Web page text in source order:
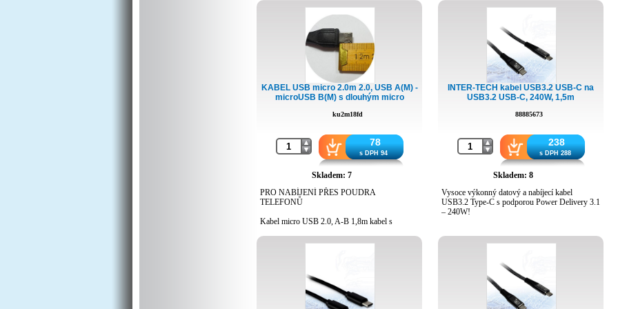
KABEL USB micro 2.0m 2.0, USB A(M) -
microUSB B(M) s dlouhým micro
ku2m18fd
78
s DPH 94
Skladem: 7
PRO NABÍJENÍ PŘES POUDRA
TELEFONŮ
Kabel micro USB 2.0, A-B 1,8m kabel s
vhodný pro zařízení a telefony, kam se nedá
zastrčit standardní USB micro konektor
vzhledem k pouzdru nebo umístění konektoru.
INTER-TECH kabel USB3.2 USB-C na
USB3.2 USB-C, 240W, 1,5m
88885673
238
s DPH 288
Skladem: 8
Vysoce výkonný datový a nabíjecí kabel
USB3.2 Type-C s podporou Power Delivery 3.1
– 240W!
240W Power Delivery (PD 3.1)
ultra rychlého nabíjení výkonných zařízení
včetně notebooků, Macbooků nebo herních